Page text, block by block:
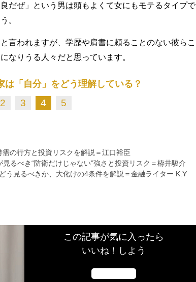
だぜ」という男は頭もよくて女にもモテるタイプで
。
言われますが、学歴や肩書に頼ることのない彼らこ
なりうる人々だと思っています。
は「自分」をどう理解している？
2 3 4 5
の行方と投資リスクを解説＝江口裕臣
るべき“防衛だけじゃない”強さと投資リスク＝栫井駿介
う見るべきか、大化けの4条件を解説＝金融ライター K.Y
この記事が気に入ったら
いいね！しよう